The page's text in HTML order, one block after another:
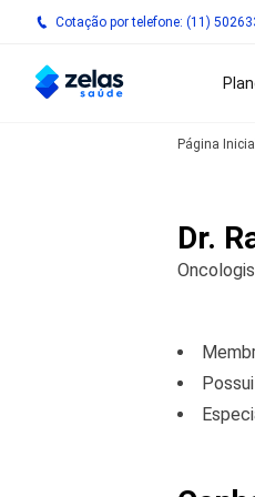
Cotação por telefone: (11)
Página Inicial
Dr.